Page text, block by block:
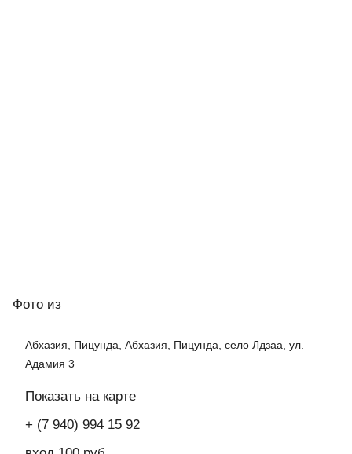
Фото из
Абхазия, Пицунда, Абхазия, Пицунда, село Лдзаа, ул.
Адамия 3
Показать на карте
+ (7 940) 994 15 92